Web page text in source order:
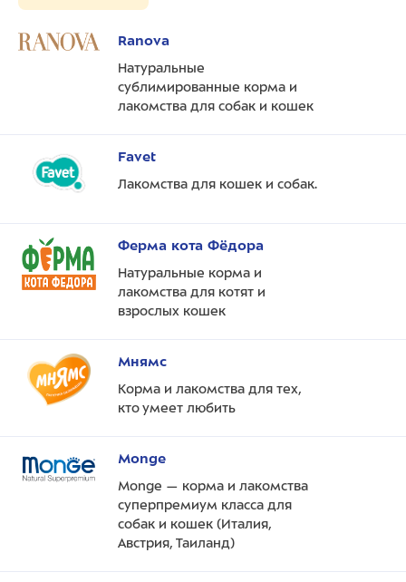
Ranova
Натуральные
сублимированные корма и
лакомства для собак и кошек
Favet
Лакомства для кошек и собак.
Ферма кота Фёдора
Натуральные корма и
лакомства для котят и
взрослых кошек
Мнямс
Корма и лакомства для тех,
кто умеет любить
Monge
Monge — корма и лакомства
суперпремиум класса для
собак и кошек (Италия,
Австрия, Таиланд)